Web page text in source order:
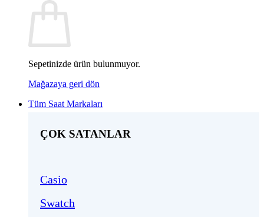
Sepetinizde ürün bulunmuyor.
Mağazaya geri dön
Tüm Saat Markaları
ÇOK SATANLAR
Casio
Swatch